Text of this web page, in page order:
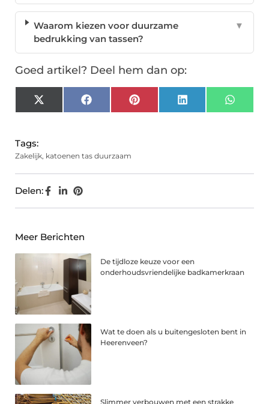
Waarom kiezen voor duurzame
bedrukking van tassen?
▼
Goed artikel? Deel hem dan op:
X
(Twitter)
FacebookPinterest LinkedIn
Tags:
Zakelijk, katoenen tas duurzaam
Delen:
Meer Berichten
De tijdloze keuze voor een
onderhoudsvriendelijke badkamerkraan
Wat te doen als u buitengesloten bent in
Heerenveen?
Slimmer verbouwen met een strakke